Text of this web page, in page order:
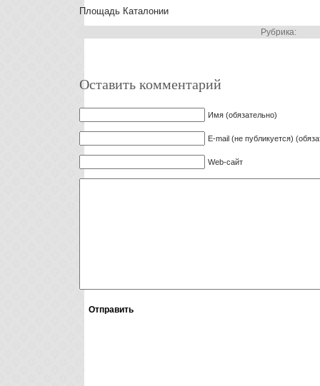
Площадь Каталонии
Рубрика:
Оставить комментарий
Имя (обязательно)
E-mail (не публикуется)
Web-сайт